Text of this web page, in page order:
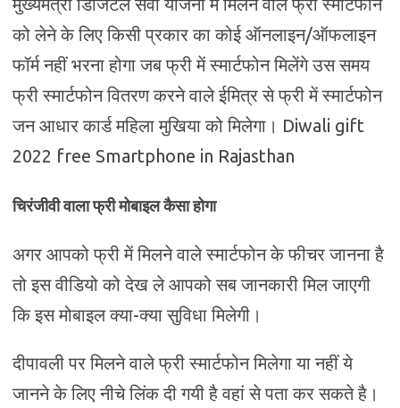
मुख्यमंत्री डिजिटल सेवा योजना में मिलने वाले फ्री स्मार्टफोन
को लेने के लिए किसी प्रकार का कोई ऑनलाइन/ऑफलाइन
फॉर्म नहीं भरना होगा जब फ्री में स्मार्टफोन मिलेंगे उस समय
फ्री स्मार्टफोन वितरण करने वाले ईमित्र से फ्री में स्मार्टफोन
जन आधार कार्ड महिला मुखिया को मिलेगा। Diwali gift
2022 free Smartphone in Rajasthan
चिरंजीवी वाला फ्री मोबाइल कैसा होगा
अगर आपको फ्री में मिलने वाले स्मार्टफोन के फीचर जानना है
तो इस वीडियो को देख ले आपको सब जानकारी मिल जाएगी
कि इस मोबाइल क्या-क्या सुविधा मिलेगी।
दीपावली पर मिलने वाले फ्री स्मार्टफोन मिलेगा या नहीं ये
जानने के लिए नीचे लिंक दी गयी है वहां से पता कर सकते है।